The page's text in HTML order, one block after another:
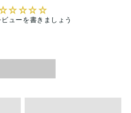
ューを書きましょう